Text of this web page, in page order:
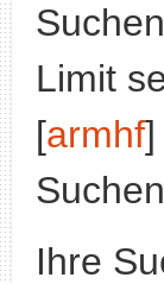
Limit
[armhf]
Ihre